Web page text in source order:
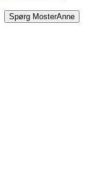
Spørg MosterAnne